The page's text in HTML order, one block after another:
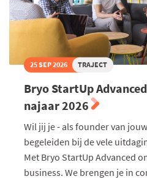
25 SEP 2026 TRAJECT
Bryo StartUp
najaar 2026
Wil jij je - als founder van
begeleiden bij de vele
Met Bryo StartUp Advanced
business. We brengen je in